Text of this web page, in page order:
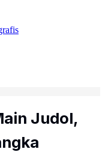
Judol,